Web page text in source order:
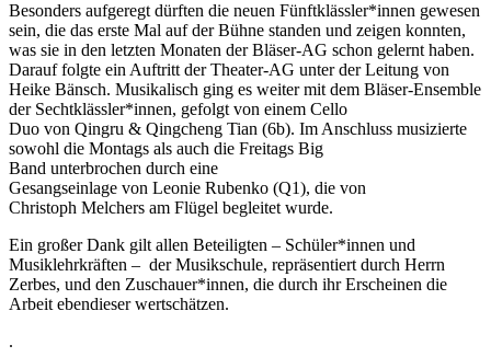
Besonders aufgeregt dürften die neuen Fünftklässler*innen gewesen
sein, die das erste Mal auf der Bühne standen und zeigen konnten,
was sie in den letzten Monaten der Bläser-AG schon gelernt haben.
Darauf folgte ein Auftritt der Theater-AG unter der Leitung von
Heike Bänsch. Musikalisch ging es weiter mit dem Bläser-Ensemble
der Sechtklässler*innen, gefolgt von einem Cello
Duo von Qingru & Qingcheng Tian (6b). Im Anschluss musizierte
sowohl die Montags als auch die Freitags Big
Band unterbrochen durch eine
Gesangseinlage von Leonie Rubenko (Q1), die von
Christoph Melchers am Flügel begleitet wurde.
Ein großer Dank gilt allen Beteiligten – Schüler*innen und
Musiklehrkräften – der Musikschule, repräsentiert durch Herrn
Zerbes, und den Zuschauer*innen, die durch ihr Erscheinen die
Arbeit ebendieser wertschätzen.
.